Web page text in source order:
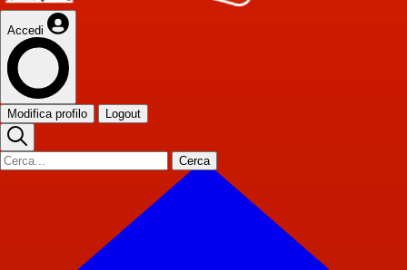
Accedi
Modifica profilo Logout
Cerca